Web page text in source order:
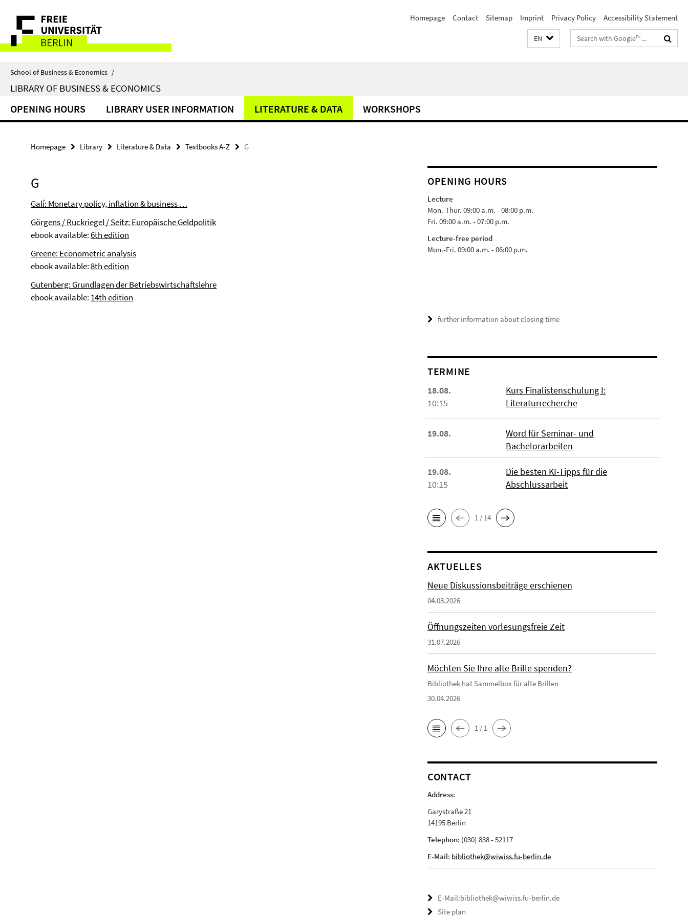
direkt
Inhalt
Service
Navigation
Homepage Contact Sitemap Imprint Privacy Policy Accessibility Statement
EN
Search
terms
School of Business & Economics /
LIBRARY OF BUSINESS & ECONOMICS
OPENING HOURS LIBRARY USER INFORMATION LITERATURE & DATA WORKSHOPS
Homepage Library Literature & Data Textbooks A-Z G
G
Galí: Monetary policy, inflation & business …
Görgens / Ruckriegel / Seitz: Europäische Geldpolitik
ebook available:6th edition
Greene: Econometric analysis
ebook available:8th edition
Gutenberg: Grundlagen der Betriebswirtschaftslehre
ebook available: 14th edition
OPENING HOURS
Lecture
Mon.-Thur. 09:00 a.m. - 08:00 p.m.
Fri. 09:00 a.m. - 07:00 p.m.
Lecture-free period
Mon.-Fri. 09:00 a.m. - 06:00 p.m.
further information about closing time
TERMINE
18.08.
10:15
Kurs Finalistenschulung I:
Literaturrecherche
19.08.
Word für Seminar- und
Bachelorarbeiten
19.08.
10:15
Die besten KI-Tipps für die
Abschlussarbeit
1 / 14
AKTUELLES
Neue Diskussionsbeiträge erschienen
04.08.2026
Öffnungszeiten vorlesungsfreie Zeit
31.07.2026
Möchten Sie Ihre alte Brille spenden?
Bibliothek hat Sammelbox für alte Brillen
30.04.2026
1 / 1
CONTACT
Address:
Garystraße 21
14195 Berlin
Telephon: (030) 838 - 52117
E-Mail: bibliothek@wiwiss.fu-berlin.de
E-Mail:bibliothek@wiwiss.fu-berlin.de
Site plan